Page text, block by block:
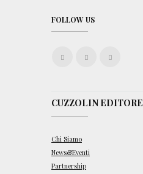
FOLLOW US
CUZZOLIN EDITORE
Chi Siamo
News&Eventi
Partnership